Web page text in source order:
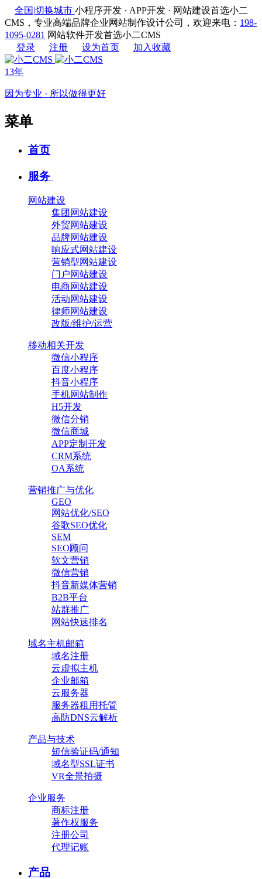
全国|切换城市 小程序开发 · APP开发 · 网站建设首选小二
CMS，专业高端品牌企业网站制作设计公司，欢迎来电： 198-
1095-0281 网站软件开发首选小二CMS
登录
注册 设为首页 加入收藏
13年
因为专业 · 所以做得更好
菜单
首页
服务
网站建设
集团网站建设
外贸网站建设
品牌网站建设
响应式网站建设
营销型网站建设
门户网站建设
电商网站建设
活动网站建设
律师网站建设
改版/维护/运营
移动相关开发
微信小程序
百度小程序
抖音小程序
手机网站制作
H5开发
微信分销
微信商城
APP定制开发
CRM系统
OA系统
营销推广与优化
GEO
网站优化/SEO
谷歌SEO优化
SEM
SEO顾问
软文营销
微信营销
抖音新媒体营销
B2B平台
站群推广
网站快速排名
域名主机邮箱
域名注册
云虚拟主机
企业邮箱
云服务器
服务器租用托管
高防DNS云解析
产品与技术
短信验证码/通知
域名型SSL证书
VR全景拍摄
企业服务
商标注册
著作权服务
注册公司
代理记账
产品